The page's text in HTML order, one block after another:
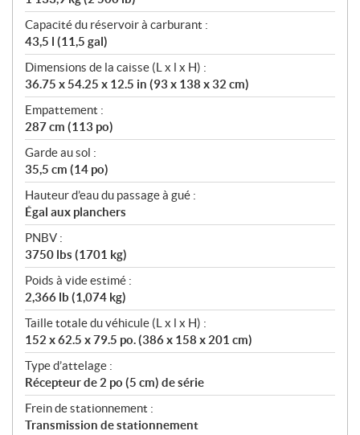
Capacité du réservoir à carburant :
43,5 l (11,5 gal)
Dimensions de la caisse (L x l x H) :
36.75 x 54.25 x 12.5 in (93 x 138 x 32 cm)
Empattement :
287 cm (113 po)
Garde au sol :
35,5 cm (14 po)
Hauteur d’eau du passage à gué :
Égal aux planchers
PNBV :
3750 lbs (1701 kg)
Poids à vide estimé :
2,366 lb (1,074 kg)
Taille totale du véhicule (L x l x H) :
152 x 62.5 x 79.5 po. (386 x 158 x 201 cm)
Type d’attelage :
Récepteur de 2 po (5 cm) de série
Frein de stationnement :
Transmission de stationnement